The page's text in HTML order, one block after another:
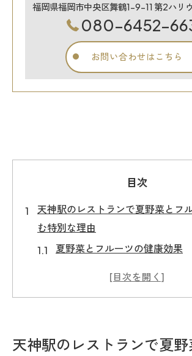
福岡県福岡市中央区舞鶴1-9-11 第2ハリ
080-6452-
お問い合わせはこちら
目次
天神駅のレストランで夏野菜とフ
む特別な理由
夏野菜とフルーツの健康効果
地元農家との連携による新鮮さ
天神駅のレストランで夏